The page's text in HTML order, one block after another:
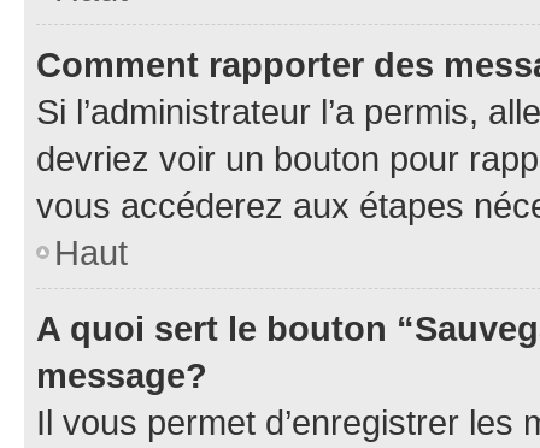
Comment rapporter des
Si l’administrateur l’a permis,
devriez voir un bouton pour
vous accéderez aux étapes
Haut
A quoi sert le bouton
message?
Il vous permet d’enregistrer